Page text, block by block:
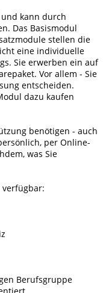
kann durch
Das Basismodul
stellen die
eine individuelle
Sie erwerben ein auf
Vor allem - Sie
entscheiden.
dazu kaufen
benötigen - auch
per Online-
was Sie
Berufsgruppe